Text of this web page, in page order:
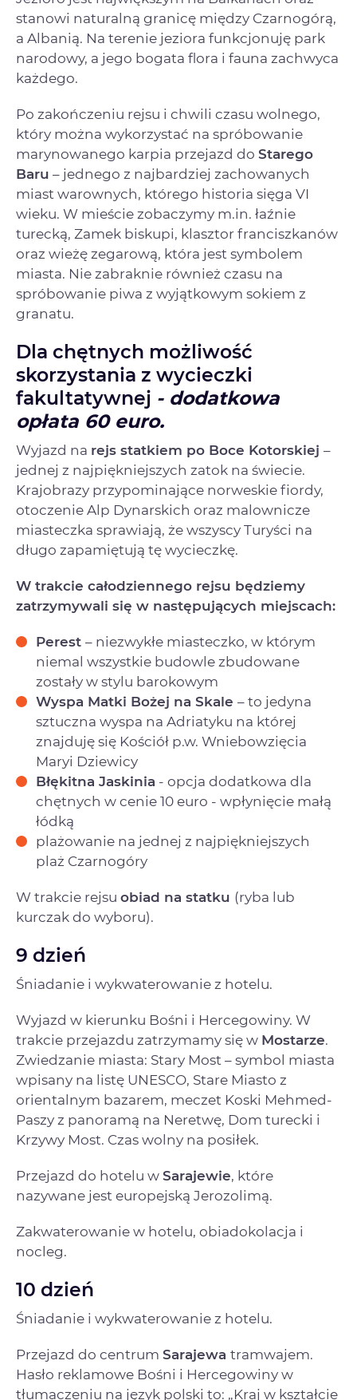
stanowi naturalną granicę między Czarnogórą,
a Albanią. Na terenie jeziora funkcjonuję park
narodowy, a jego bogata flora i fauna zachwyca
każdego.
Po zakończeniu rejsu i chwili czasu wolnego,
który można wykorzystać na spróbowanie
marynowanego karpia przejazd do Starego
Baru – jednego z najbardziej zachowanych
miast warownych, którego historia sięga VI
wieku. W mieście zobaczymy m.in. łaźnie
turecką, Zamek biskupi, klasztor franciszkanów
oraz wieżę zegarową, która jest symbolem
miasta. Nie zabraknie również czasu na
spróbowanie piwa z wyjątkowym sokiem z
granatu.
Dla chętnych możliwość
skorzystania z wycieczki
fakultatywnej - dodatkowa
opłata 60 euro.
Wyjazd na rejs statkiem po Boce Kotorskiej –
jednej z najpiękniejszych zatok na świecie.
Krajobrazy przypominające norweskie fiordy,
otoczenie Alp Dynarskich oraz malownicze
miasteczka sprawiają, że wszyscy Turyści na
długo zapamiętują tę wycieczkę.
W trakcie całodziennego rejsu będziemy
zatrzymywali się w następujących miejscach:
Perest – niezwykłe miasteczko, w którym
niemal wszystkie budowle zbudowane
zostały w stylu barokowym
Wyspa Matki Bożej na Skale – to jedyna
sztuczna wyspa na Adriatyku na której
znajduję się Kościół p.w. Wniebowzięcia
Maryi Dziewicy
Błękitna Jaskinia - opcja dodatkowa dla
chętnych w cenie 10 euro - wpłynięcie małą
łódką
plażowanie na jednej z najpiękniejszych
plaż Czarnogóry
W trakcie rejsu obiad na statku (ryba lub
kurczak do wyboru).
9 dzień
Śniadanie i wykwaterowanie z hotelu.
Wyjazd w kierunku Bośni i Hercegowiny. W
trakcie przejazdu zatrzymamy się w Mostarze.
Zwiedzanie miasta: Stary Most – symbol miasta
wpisany na listę UNESCO, Stare Miasto z
orientalnym bazarem, meczet Koski Mehmed-
Paszy z panoramą na Neretwę, Dom turecki i
Krzywy Most. Czas wolny na posiłek.
Przejazd do hotelu w Sarajewie, które
nazywane jest europejską Jerozolimą.
Zakwaterowanie w hotelu, obiadokolacja i
nocleg.
10 dzień
Śniadanie i wykwaterowanie z hotelu.
Przejazd do centrum Sarajewa tramwajem.
Hasło reklamowe Bośni i Hercegowiny w
tłumaczeniu na język polski to: „Kraj w kształcie